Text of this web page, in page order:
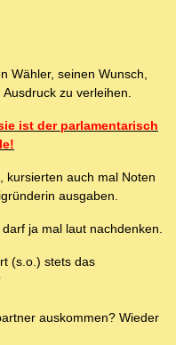
Wähler, seinen Wunsch,
zu verleihen.
ist der parlamentarisch
kursierten auch mal Noten
ausgaben.
ja mal laut nachdenken.
(s.o.) stets das
auskommen? Wieder